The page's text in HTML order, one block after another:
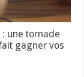
une tornade
gagner vos